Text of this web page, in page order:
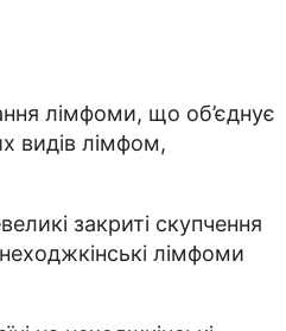
лімфоми, що об’єднує
видів лімфом,
закриті скупчення
лімфоми